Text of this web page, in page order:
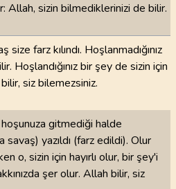
Allah, sizin bilmediklerinizi de bilir.
farz kılındı. Hoşlanmadığınız
Hoşlandığınız bir şey de sizin için
siz bilemezsiniz.
gitmediği halde
savaş) yazıldı (farz edildi). Olur
o, sizin için hayırlı olur, bir şey'i
şer olur. Allah bilir, siz